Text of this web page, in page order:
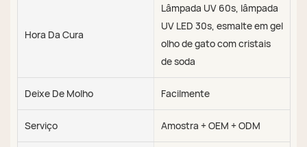
Hora Da Cura
Lâmpada UV 60s, lâmpada
UV LED 30s, esmalte em gel
olho de gato com cristais
de soda
Deixe De Molho Facilmente
Serviço Amostra + OEM + ODM